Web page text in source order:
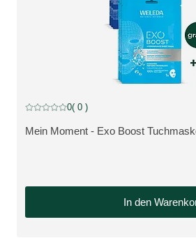
BUNDLE, Rabatt
MEHR ZUM PRODUKT:
Mein Moment - Exo Boost
Aktuelle Bewertung: 0 von 5 Sternen
0( 0 )
In den